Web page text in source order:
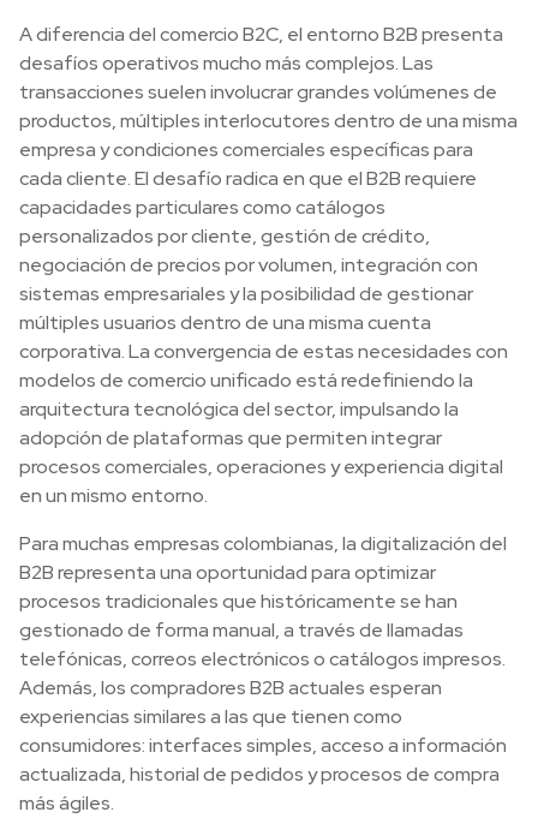
A diferencia del comercio B2C, el entorno B2B presenta
desafíos operativos mucho más complejos. Las
transacciones suelen involucrar grandes volúmenes de
productos, múltiples interlocutores dentro de una misma
empresa y condiciones comerciales específicas para
cada cliente. El desafío radica en que el B2B requiere
capacidades particulares como catálogos
personalizados por cliente, gestión de crédito,
negociación de precios por volumen, integración con
sistemas empresariales y la posibilidad de gestionar
múltiples usuarios dentro de una misma cuenta
corporativa. La convergencia de estas necesidades con
modelos de comercio unificado está redefiniendo la
arquitectura tecnológica del sector, impulsando la
adopción de plataformas que permiten integrar
procesos comerciales, operaciones y experiencia digital
en un mismo entorno.
Para muchas empresas colombianas, la digitalización del
B2B representa una oportunidad para optimizar
procesos tradicionales que históricamente se han
gestionado de forma manual, a través de llamadas
telefónicas, correos electrónicos o catálogos impresos.
Además, los compradores B2B actuales esperan
experiencias similares a las que tienen como
consumidores: interfaces simples, acceso a información
actualizada, historial de pedidos y procesos de compra
más ágiles.